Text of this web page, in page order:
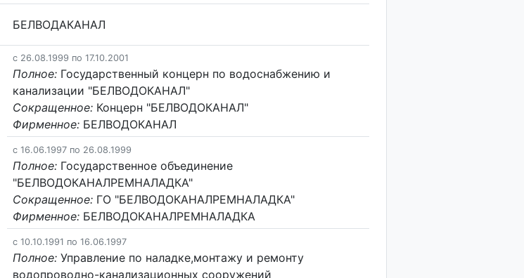
БЕЛВОДАКАНАЛ
c 26.08.1999 по 17.10.2001
Полное: Государственный концерн по водоснабжению и
канализации "БЕЛВОДОКАНАЛ"
Сокращенное: Концерн "БЕЛВОДОКАНАЛ"
Фирменное: БЕЛВОДОКАНАЛ
c 16.06.1997 по 26.08.1999
Полное: Государственное объединение
"БЕЛВОДОКАНАЛРЕМНАЛАДКА"
Сокращенное: ГО "БЕЛВОДОКАНАЛРЕМНАЛАДКА"
Фирменное: БЕЛВОДОКАНАЛРЕМНАЛАДКА
c 10.10.1991 по 16.06.1997
Полное: Управление по наладке,монтажу и ремонту
водопроводно-канализационных сооружений